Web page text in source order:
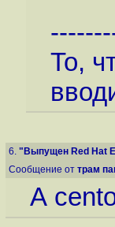
То,
6. "Выпущен Red Hat
Сообщение от трам
А